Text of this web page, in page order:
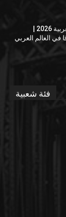
في العالم العربي
فئة شعبية